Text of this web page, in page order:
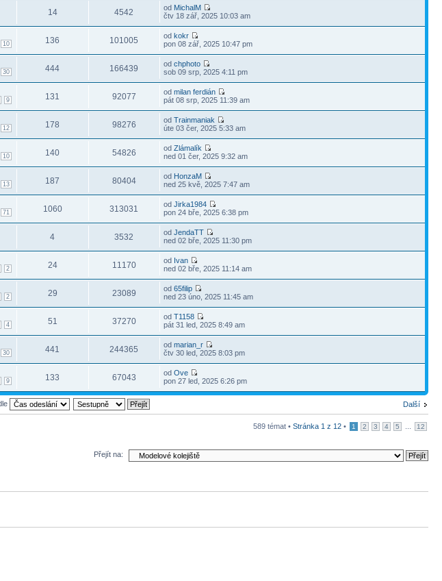
14 4542 od MichalM
čtv 18 zář, 2025 10:03 am
10 136 101005 odkokr
pon 08 zář, 2025 10:47 pm
30 444 166439 odchphoto
sob 09 srp, 2025 4:11 pm
9 131 92077 odmilan ferdián
pát 08 srp, 2025 11:39 am
12 178 98276 odTrainmaniak
úte 03 čer, 2025 5:33 am
10 140 54826 odZlámalík
ned 01 čer, 2025 9:32 am
13 187 80404 od HonzaM
ned 25 kvě, 2025 7:47 am
71 1060 313031 odJirka1984
pon 24 bře, 2025 6:38 pm
4 3532 odJendaTT
ned 02 bře, 2025 11:30 pm
2 24 11170 od Ivan
ned 02 bře, 2025 11:14 am
2 29 23089 od65filip
ned 23 úno, 2025 11:45 am
4 51 37270 odT1158
pát 31 led, 2025 8:49 am
30 441 244365 odmarian_r
čtv 30 led, 2025 8:03 pm
9 133 67043 odOve
pon 27 led, 2025 6:26 pm
Další
589 témat • Stránka 1 z 12 • 1 2 3 4 5 12
Přejít na: